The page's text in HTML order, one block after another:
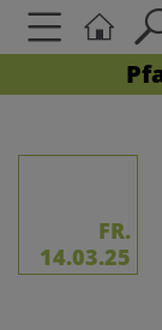
Schriftgröße
AA
FR.
14.03.25